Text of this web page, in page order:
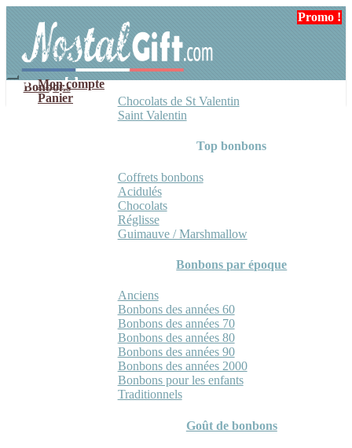
navigation
contenu
Mon compte
Panier
Bonbons
Chocolats de St Valentin
Saint Valentin
Top bonbons
Coffrets bonbons
Acidulés
Chocolats
Réglisse
Guimauve / Marshmallow
Bonbons par époque
Anciens
Bonbons des années 60
Bonbons des années 70
Bonbons des années 80
Bonbons des années 90
Bonbons des années 2000
Bonbons pour les enfants
Traditionnels
Goût de bonbons
Promo !